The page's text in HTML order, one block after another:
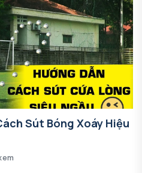
Sút Bóng Xoáy Hiệu